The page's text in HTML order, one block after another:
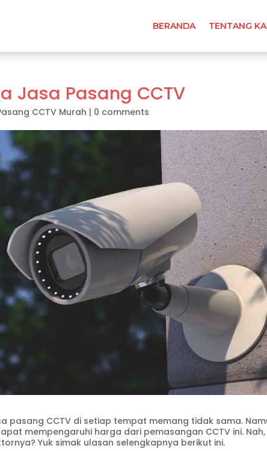
BERANDA TENTANG
Jasa Pasang CCTV
CCTV Murah | 0 comments
pasang CCTV di setiap tempat memang tidak sama.
mempengaruhi harga dari pemasangan CCTV ini. Nah,
Yuk simak ulasan selengkapnya berikut ini.